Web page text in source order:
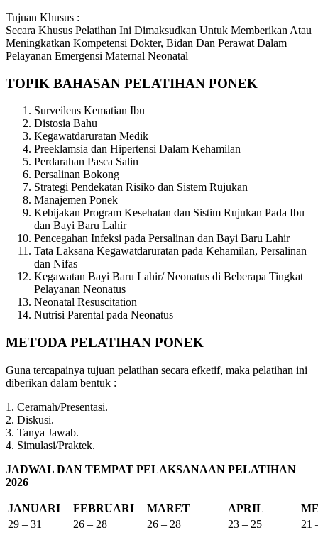
Tujuan Khusus :
Secara Khusus Pelatihan Ini Dimaksudkan Untuk Memberikan Atau
Meningkatkan Kompetensi Dokter, Bidan Dan Perawat Dalam
Pelayanan Emergensi Maternal Neonatal
TOPIK BAHASAN PELATIHAN PONEK
Surveilens Kematian Ibu
Distosia Bahu
Kegawatdaruratan Medik
Preeklamsia dan Hipertensi Dalam Kehamilan
Perdarahan Pasca Salin
Persalinan Bokong
Strategi Pendekatan Risiko dan Sistem Rujukan
Manajemen Ponek
Kebijakan Program Kesehatan dan Sistim Rujukan Pada Ibu
dan Bayi Baru Lahir
Pencegahan Infeksi pada Persalinan dan Bayi Baru Lahir
Tata Laksana Kegawatdaruratan pada Kehamilan, Persalinan
dan Nifas
Kegawatan Bayi Baru Lahir/ Neonatus di Beberapa Tingkat
Pelayanan Neonatus
Neonatal Resuscitation
Nutrisi Parental pada Neonatus
METODA PELATIHAN PONEK
Guna tercapainya tujuan pelatihan secara efketif, maka pelatihan ini
diberikan dalam bentuk :
1. Ceramah/Presentasi.
2. Diskusi.
3. Tanya Jawab.
4. Simulasi/Praktek.
JADWAL DAN TEMPAT PELAKSANAAN PELATIHAN
2026
JANUARI FEBRUARI MARET APRIL
29 – 31
26 – 28 26 – 28 23 – 25 21